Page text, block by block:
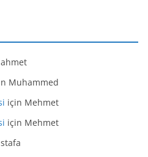
ahmet
Muhammed
için Mehmet
için Mehmet